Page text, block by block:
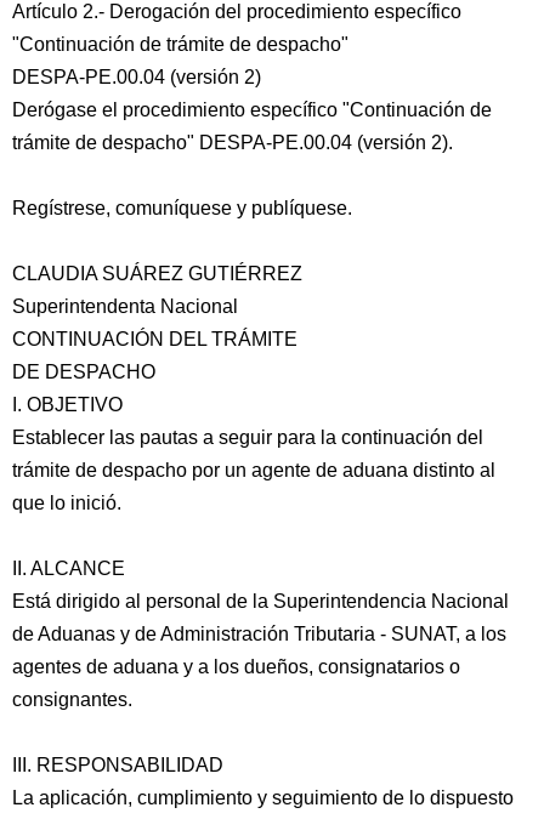
Artículo 2.- Derogación del procedimiento específico
"Continuación de trámite de despacho"
DESPA-PE.00.04 (versión 2)
Derógase el procedimiento específico "Continuación de
trámite de despacho" DESPA-PE.00.04 (versión 2).
Regístrese, comuníquese y publíquese.
CLAUDIA SUÁREZ GUTIÉRREZ
Superintendenta Nacional
CONTINUACIÓN DEL TRÁMITE
DE DESPACHO
I. OBJETIVO
Establecer las pautas a seguir para la continuación del
trámite de despacho por un agente de aduana distinto al
que lo inició.
II. ALCANCE
Está dirigido al personal de la Superintendencia Nacional
de Aduanas y de Administración Tributaria - SUNAT, a los
agentes de aduana y a los dueños, consignatarios o
consignantes.
III. RESPONSABILIDAD
La aplicación, cumplimiento y seguimiento de lo dispuesto